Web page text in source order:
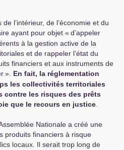
l’intérieur, de l’économie et du
ayant pour objet « d’appeler
à la gestion active de la
et de rappeler l’état du
financiers et aux instruments de
». En fait, la réglementation
les collectivités territoriales
contre les risques des prêts
que le recours en justice
Nationale a créé une
produits financiers à risque
locaux. Il serait trop long de